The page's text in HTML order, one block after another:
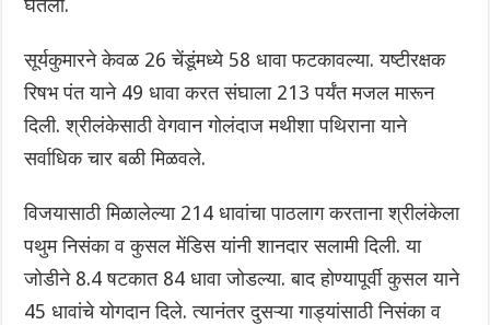
घेतली.
सूर्यकुमारने केवळ 26 चेंडूंमध्ये 58 धावा फटकावल्या. यष्टीरक्षक
रिषभ पंत याने 49 धावा करत संघाला 213 पर्यंत मजल मारून
दिली. श्रीलंकेसाठी वेगवान गोलंदाज मथीशा पथिराना याने
सर्वाधिक चार बळी मिळवले.
विजयासाठी मिळालेल्या 214 धावांचा पाठलाग करताना श्रीलंकेला
पथुम निसंका व कुसल मेंडिस यांनी शानदार सलामी दिली. या
जोडीने 8.4 षटकात 84 धावा जोडल्या. बाद होण्यापूर्वी कुसल याने
45 धावांचे योगदान दिले. त्यानंतर दुसऱ्या गाड्यांसाठी निसंका व